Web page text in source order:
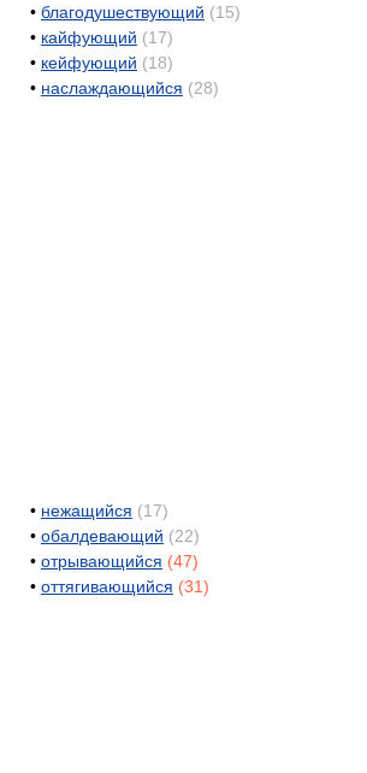
• благодушествующий (15)
• кайфующий (17)
• кейфующий (18)
• наслаждающийся (28)
• нежащийся (17)
• обалдевающий (22)
• отрывающийся (47)
• оттягивающийся (31)